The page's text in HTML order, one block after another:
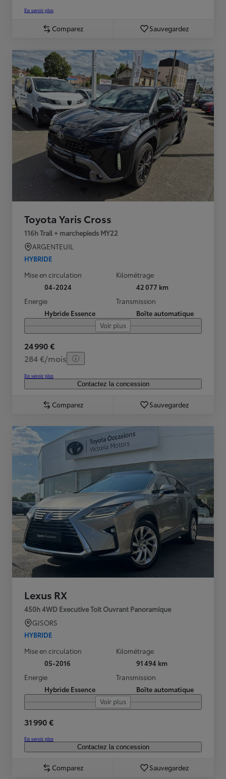
En savoir plus
Comparez Sauvegardez
Toyota Yaris Cross
116h Trail + marchepieds MY22
ARGENTEUIL
HYBRIDE
Mise en circulation
04-2024
Kilométrage
42 077 km
Energie
Hybride Essence
Transmission
Boîte automatique
Voir plus
24 990 €
284 €/mois
En savoir plus
Contactez la concession
Comparez Sauvegardez
Lexus RX
450h 4WD Executive Toit Ouvrant Panoramique
GISORS
HYBRIDE
Mise en circulation
05-2016
Kilométrage
91 494 km
Energie
Hybride Essence
Transmission
Boîte automatique
Voir plus
31 990 €
En savoir plus
Contactez la concession
Comparez Sauvegardez